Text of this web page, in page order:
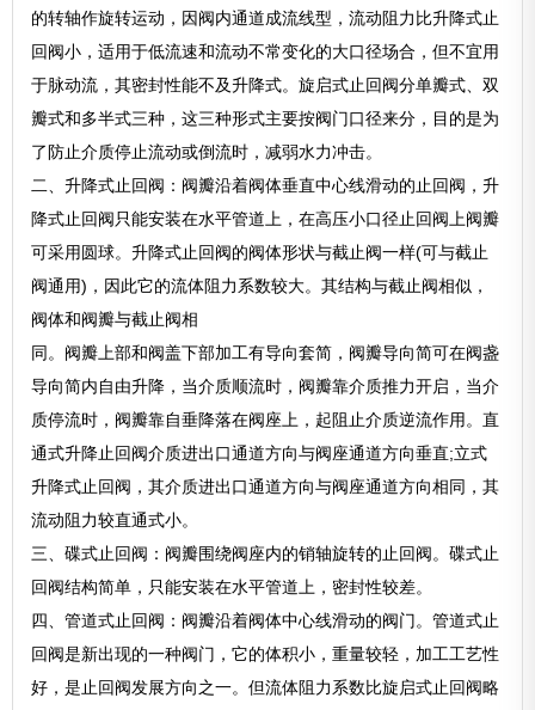
的转轴作旋转运动，因阀内通道成流线型，流动阻力比升降式止
回阀小，适用于低流速和流动不常变化的大口径场合，但不宜用
于脉动流，其密封性能不及升降式。旋启式止回阀分单瓣式、双
瓣式和多半式三种，这三种形式主要按阀门口径来分，目的是为
了防止介质停止流动或倒流时，减弱水力冲击。
二、升降式止回阀：阀瓣沿着阀体垂直中心线滑动的止回阀，升
降式止回阀只能安装在水平管道上，在高压小口径止回阀上阀瓣
可采用圆球。升降式止回阀的阀体形状与截止阀一样(可与截止
阀通用)，因此它的流体阻力系数较大。其结构与截止阀相似，
阀体和阀瓣与截止阀相
同。阀瓣上部和阀盖下部加工有导向套简，阀瓣导向简可在阀盏
导向简内自由升降，当介质顺流时，阀瓣靠介质推力开启，当介
质停流时，阀瓣靠自垂降落在阀座上，起阻止介质逆流作用。直
通式升降止回阀介质进出口通道方向与阀座通道方向垂直;立式
升降式止回阀，其介质进出口通道方向与阀座通道方向相同，其
流动阻力较直通式小。
三、碟式止回阀：阀瓣围绕阀座内的销轴旋转的止回阀。碟式止
回阀结构简单，只能安装在水平管道上，密封性较差。
四、管道式止回阀：阀瓣沿着阀体中心线滑动的阀门。管道式止
回阀是新出现的一种阀门，它的体积小，重量较轻，加工工艺性
好，是止回阀发展方向之一。但流体阻力系数比旋启式止回阀略